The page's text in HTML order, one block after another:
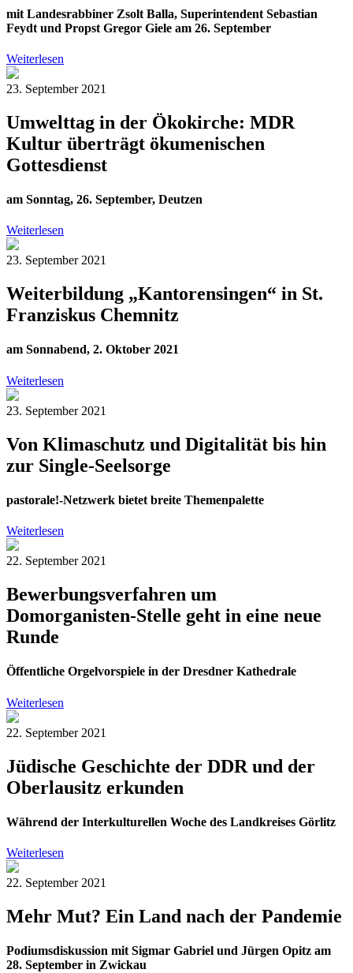
mit Landesrabbiner Zsolt Balla, Superintendent Sebastian
Feydt und Propst Gregor Giele am 26. September
Weiterlesen
23. September 2021
Umwelttag in der Ökokirche: MDR
Kultur überträgt ökumenischen
Gottesdienst
am Sonntag, 26. September, Deutzen
Weiterlesen
23. September 2021
Weiterbildung „Kantorensingen“ in St.
Franziskus Chemnitz
am Sonnabend, 2. Oktober 2021
Weiterlesen
23. September 2021
Von Klimaschutz und Digitalität bis hin
zur Single-Seelsorge
pastorale!-Netzwerk bietet breite Themenpalette
Weiterlesen
22. September 2021
Bewerbungsverfahren um
Domorganisten-Stelle geht in eine neue
Runde
Öffentliche Orgelvorspiele in der Dresdner Kathedrale
Weiterlesen
22. September 2021
Jüdische Geschichte der DDR und der
Oberlausitz erkunden
Während der Interkulturellen Woche des Landkreises Görlitz
Weiterlesen
22. September 2021
Mehr Mut? Ein Land nach der Pandemie
Podiumsdiskussion mit Sigmar Gabriel und Jürgen Opitz am
28. September in Zwickau